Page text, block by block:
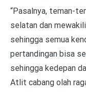
“Pasalnya, teman-
selatan dan
sehingga semua
pertandingan bisa
sehingga kedepan
Atlit cabang olah